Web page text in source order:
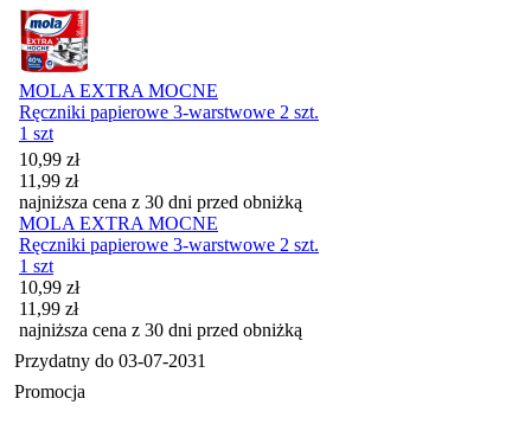
MOLA EXTRA MOCNE
Ręczniki papierowe 3-warstwowe 2 szt.
1 szt
Cena promocyjna
10,99 zł
11,99 zł
najniższa cena z 30 dni przed obniżką
MOLA EXTRA MOCNE
Ręczniki papierowe 3-warstwowe 2 szt.
1 szt
Cena promocyjna
10,99 zł
11,99 zł
najniższa cena z 30 dni przed obniżką
Przydatny do 03-07-2031
Promocja